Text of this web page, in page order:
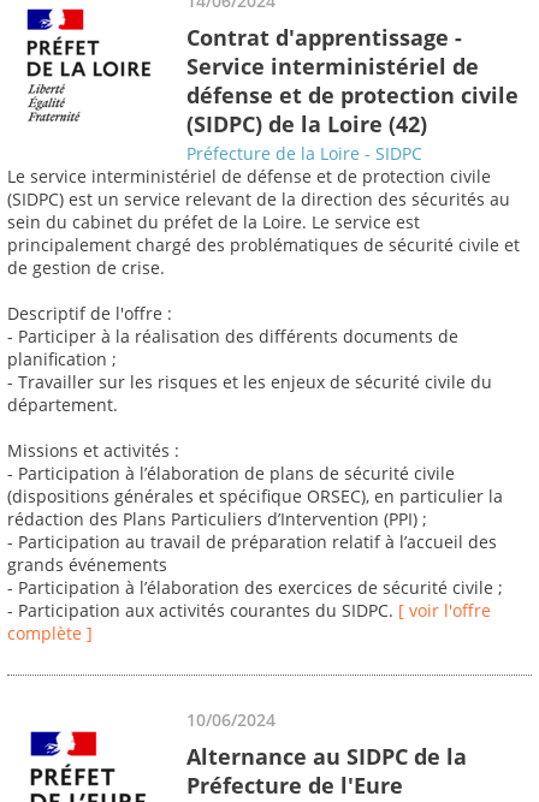
Contrat d'apprentissage -
Service interministériel de
défense et de protection civile
(SIDPC) de la Loire (42)
Préfecture de la Loire - SIDPC
Le service interministériel de défense et de protection civile
(SIDPC) est un service relevant de la direction des sécurités au
sein du cabinet du préfet de la Loire. Le service est
principalement chargé des problématiques de sécurité civile et
de gestion de crise.
Descriptif de l'offre :
- Participer à la réalisation des différents documents de
planification ;
- Travailler sur les risques et les enjeux de sécurité civile du
département.
Missions et activités :
- Participation à l’élaboration de plans de sécurité civile
(dispositions générales et spécifique ORSEC), en particulier la
rédaction des Plans Particuliers d’Intervention (PPI) ;
- Participation au travail de préparation relatif à l’accueil des
grands événements
- Participation à l’élaboration des exercices de sécurité civile ;
- Participation aux activités courantes du SIDPC. [ voir l'offre
complète ]
10/06/2024
Alternance au SIDPC de la
Préfecture de l'Eure